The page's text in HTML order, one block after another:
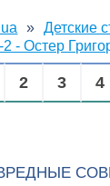
Детские
- Остер
2 3 4